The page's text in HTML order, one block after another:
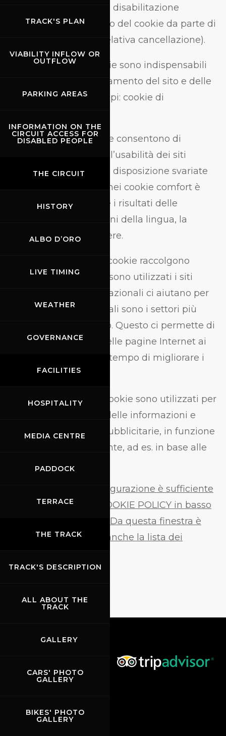
TRACK'S PLAN
VIABILITY INFLOW OR
OUTFLOW
PARKING AREAS
INFORMATION ON THE
CIRCUIT ACCESS FOR
DISABLED PEOPLE
THE CIRCUIT
HISTORY
ALBO D’ORO
LIVE TIMING
WEATHER
GOVERNANCE
FACILITIES
HOSPITALITY
MEDIA CENTRE
PADDOCK
TERRACE
THE TRACK
TRACK'S DESCRIPTION
ALL ABOUT THE
TRACK
GALLERY
CARS' PHOTO
GALLERY
BIKES' PHOTO
GALLERY
cookie di terze parti, la disabilitazione
comporta il non utilizzo del cookie da parte di
questo sito (e non la relativa cancellazione).
Essential : Questi cookie sono indispensabili
per il regolare funzionamento del sito e delle
relative funzioni. Esempi: cookie di
Comfort: Questi cookie consentono di
migliorare il comfort e l’usabilità dei siti
Internet e di mettere a disposizione svariate
funzioni. Ad esempio, nei cookie comfort è
possibile memorizzare i risultati delle
ricerche, le impostazioni della lingua, la
dimensione del carattere.
: Questi cookie raccolgono
informazioni su come sono utilizzati i siti
Internet. I cookie prestazionali ci aiutano per
esempio a stabilire quali sono i settori più
popolari del nostro sito. Questo ci permette di
adattare i contenuti delle pagine Internet ai
vostri desideri e al contempo di migliorare i
servizi Internet offerti.
Advertising : Questi cookie sono utilizzati per
personalizzare l’invio delle informazioni e
delle comunicazioni pubblicitarie, in funzione
degli interessi dell’utente, ad es. in base alle
pagine visitate.
Per modificare la configurazione è sufficiente
cliccare sul bottone COOKIE POLICY in basso
a sinistra sulla pagina. Da questa finestra è
possibile visualizzare anche la lista dei